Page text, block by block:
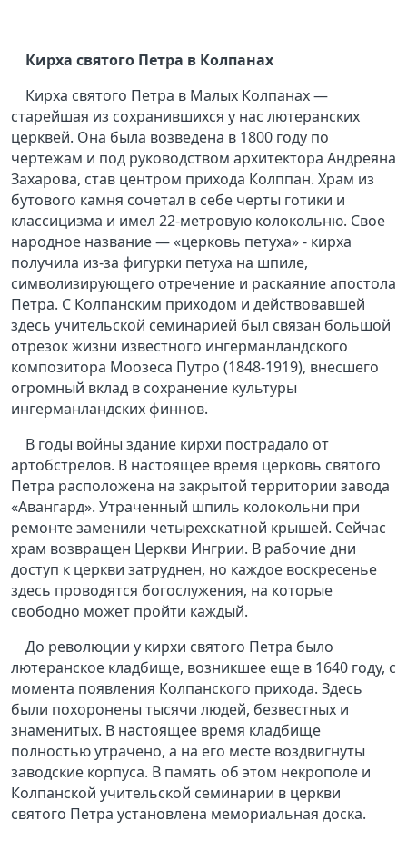
Кирха святого Петра в Колпанах
Кирха святого Петра в Малых Колпанах —
старейшая из сохранившихся у нас лютеранских
церквей. Она была возведена в 1800 году по
чертежам и под руководством архитектора Андреяна
Захарова, став центром прихода Колппан. Храм из
бутового камня сочетал в себе черты готики и
классицизма и имел 22-метровую колокольню. Свое
народное название — «церковь петуха» - кирха
получила из-за фигурки петуха на шпиле,
символизирующего отречение и раскаяние апостола
Петра. С Колпанским приходом и действовавшей
здесь учительской семинарией был связан большой
отрезок жизни известного ингерманландского
композитора Моозеса Путро (1848-1919), внесшего
огромный вклад в сохранение культуры
ингерманландских финнов.
В годы войны здание кирхи пострадало от
артобстрелов. В настоящее время церковь святого
Петра расположена на закрытой территории завода
«Авангард». Утраченный шпиль колокольни при
ремонте заменили четырехскатной крышей. Сейчас
храм возвращен Церкви Ингрии. В рабочие дни
доступ к церкви затруднен, но каждое воскресенье
здесь проводятся богослужения, на которые
свободно может пройти каждый.
До революции у кирхи святого Петра было
лютеранское кладбище, возникшее еще в 1640 году, с
момента появления Колпанского прихода. Здесь
были похоронены тысячи людей, безвестных и
знаменитых. В настоящее время кладбище
полностью утрачено, а на его месте воздвигнуты
заводские корпуса. В память об этом некрополе и
Колпанской учительской семинарии в церкви
святого Петра установлена мемориальная доска.